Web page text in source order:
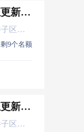
2026年8月22日 小证更新 Z01Z02Z04
大连职业技术学院（甘井子区大连北站）
剩9个名额
2026年8月15日 小证更新 Z01Z02Z04
大连职业技术学院（甘井子区大连北站）